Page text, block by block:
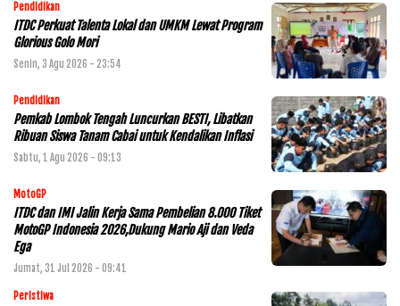
Pendidikan
ITDC Perkuat Talenta Lokal dan UMKM Lewat Program
Glorious Golo Mori
Senin, 3 Agu 2026 - 23:54
Pendidikan
Pemkab Lombok Tengah Luncurkan BESTI, Libatkan
Ribuan Siswa Tanam Cabai untuk Kendalikan Inflasi
Sabtu, 1 Agu 2026 - 09:13
MotoGP
ITDC dan IMI Jalin Kerja Sama Pembelian 8.000 Tiket
MotoGP Indonesia 2026,Dukung Mario Aji dan Veda
Ega
Jumat, 31 Jul 2026 - 09:41
Peristiwa